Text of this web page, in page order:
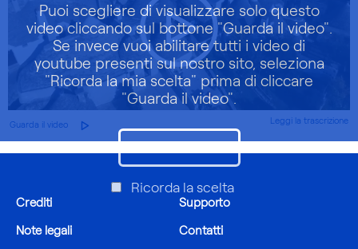
Puoi scegliere di visualizzare solo questo
video cliccando sul bottone "Guarda il video".
Se invece vuoi abilitare tutti i video di
youtube presenti sul nostro sito, seleziona
"Ricorda la mia scelta" prima di cliccare
"Guarda il video".
Guarda il video
Ricorda la scelta
Guarda il video Leggi la trascrizione
Crediti
Note legali
Supporto
Contatti